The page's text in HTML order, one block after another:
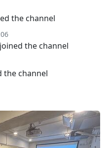
the channel
the channel
the channel